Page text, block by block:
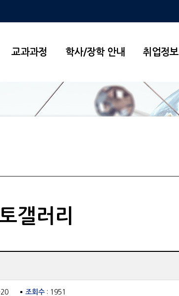
교과과정 학사/장학 안내 취업정보
갤러리
조회수 : 1951